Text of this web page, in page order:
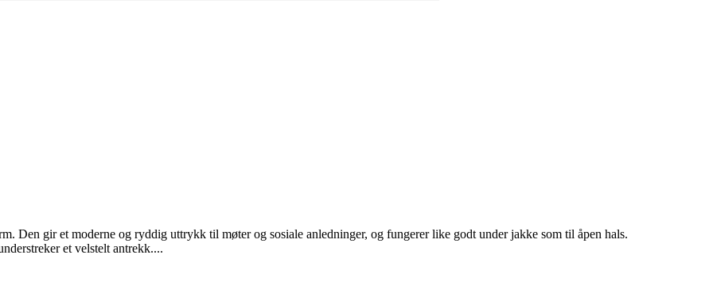
Den gir et moderne og ryddig uttrykk til møter og sosiale anledninger, og fungerer like godt under jakke som til åpen hals.
et velstelt antrekk....